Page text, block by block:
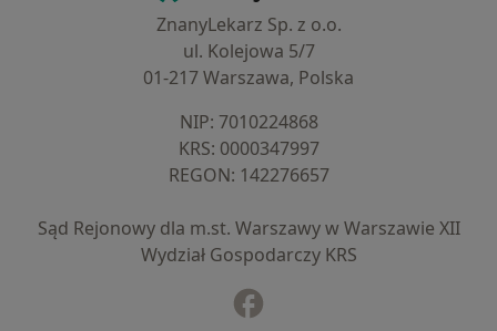
ZnanyLekarz Sp. z o.o.
ul. Kolejowa 5/7
01-217 Warszawa, Polska
NIP: ⁠7010224868
KRS: ⁠0000347997
REGON: ⁠142276657
Sąd Rejonowy dla m.st. Warszawy w Warszawie XII
Wydział Gospodarczy KRS